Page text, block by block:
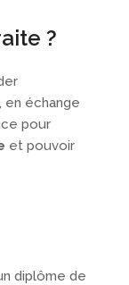
?
échange
pour
et pouvoir
diplôme de